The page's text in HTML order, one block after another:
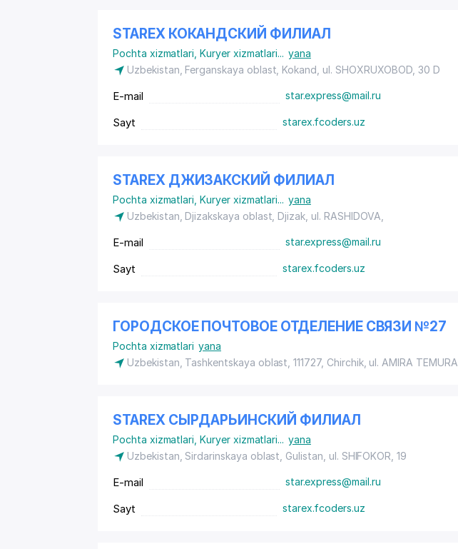
STAREX КОКАНДСКИЙ ФИЛИАЛ
Pochta xizmatlari ,Kuryer xizmatlari... yana
Uzbekistan, Ferganskaya oblast, Kokand, ul. SHOXRUXOBOD , 30 D
E-mail star.express@mail.ru
Sayt starex.fcoders.uz
STAREX ДЖИЗАКСКИЙ ФИЛИАЛ
Pochta xizmatlari ,Kuryer xizmatlari... yana
Uzbekistan, Djizakskaya oblast, Djizak, ul. RASHIDOVA,
E-mail star.express@mail.ru
Sayt starex.fcoders.uz
ГОРОДСКОЕ ПОЧТОВОЕ ОТДЕЛЕНИЕ СВЯЗИ №27
Pochta xizmatlari yana
Uzbekistan, Tashkentskaya oblast, 111727, Chirchik, ul. AMIRA TEMURA
STAREX СЫРДАРЬИНСКИЙ ФИЛИАЛ
Pochta xizmatlari ,Kuryer xizmatlari... yana
Uzbekistan, Sirdarinskaya oblast, Gulistan, ul. SHIFOKOR , 19
E-mail star.express@mail.ru
Sayt starex.fcoders.uz